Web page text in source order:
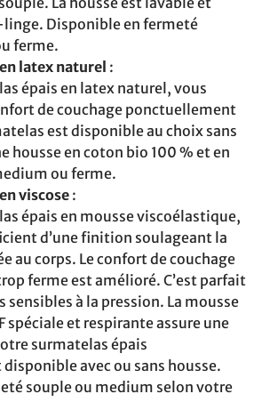
linge. Disponible en fermeté
ferme.
latex naturel :
épais en latex naturel, vous
de couchage ponctuellement
est disponible au choix sans
housse en coton bio 100 % et en
ou ferme.
viscose :
épais en mousse viscoélastique,
d’une finition soulageant la
au corps. Le confort de couchage
ferme est amélioré. C’est parfait
sensibles à la pression. La mousse
spéciale et respirante assure une
surmatelas épais
avec ou sans housse.
souple ou medium selon votre